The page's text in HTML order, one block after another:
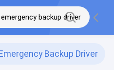
Backup Driver